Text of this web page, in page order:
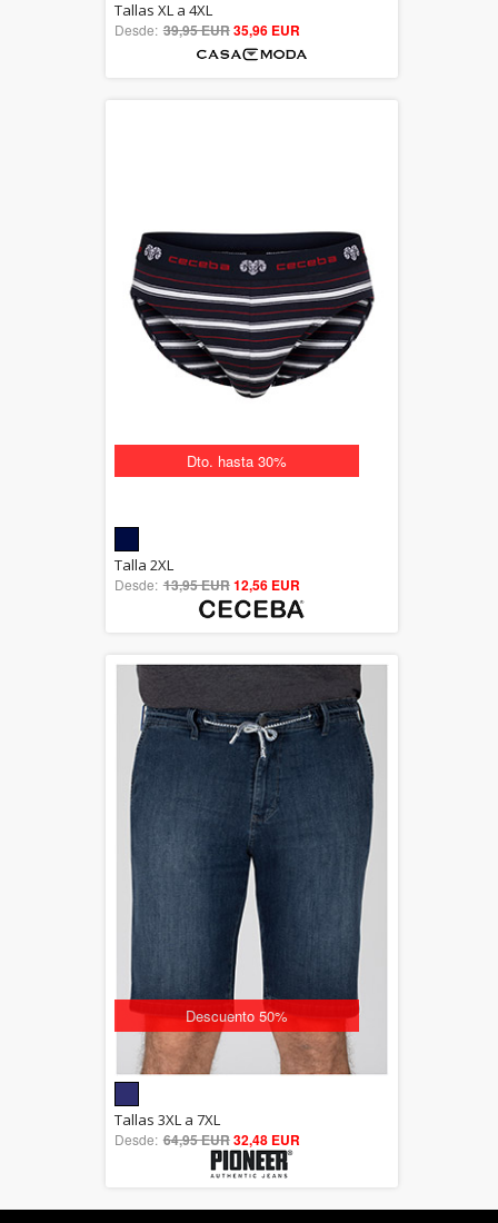
5.00
out of 5
Tallas XL a 4XL
Desde: 39,95 EUR35,96 EUR
Dto. hasta 30%
out of 5
Talla 2XL
Desde: 13,95 EUR12,56 EUR
Descuento 50%
5.00
out of 5
Tallas 3XL a 7XL
Desde: 64,95 EUR32,48 EUR